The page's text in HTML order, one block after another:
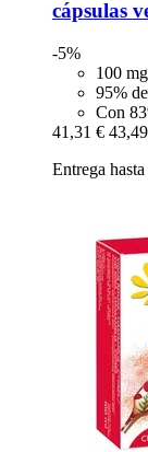
cápsulas
-5%
100
95%
Con
41,31 €
Entrega